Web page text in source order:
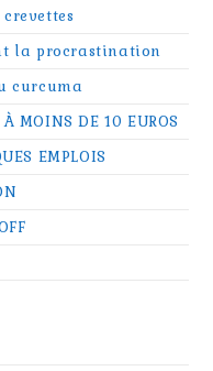
la procrastination
curcuma
MOINS DE 10 EUROS
EMPLOIS